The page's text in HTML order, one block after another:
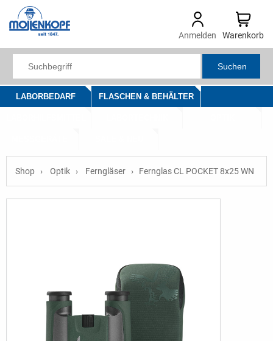
Anmelden Warenkorb
Suchen
LABORBEDARF FLASCHEN & BEHÄLTER
Shop Optik Ferngläser Fernglas CL POCKET 8x25 WN